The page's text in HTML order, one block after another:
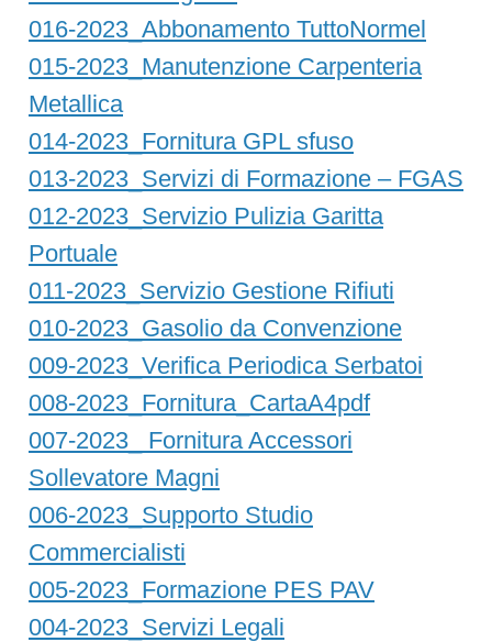
016-2023_Abbonamento TuttoNormel
015-2023_Manutenzione Carpenteria
Metallica
014-2023_Fornitura GPL sfuso
013-2023_Servizi di Formazione – FGAS
012-2023_Servizio Pulizia Garitta
Portuale
011-2023_Servizio Gestione Rifiuti
010-2023_Gasolio da Convenzione
009-2023_Verifica Periodica Serbatoi
008-2023_Fornitura_CartaA4pdf
007-2023_ Fornitura Accessori
Sollevatore Magni
006-2023_Supporto Studio
Commercialisti
005-2023_Formazione PES PAV
004-2023_Servizi Legali